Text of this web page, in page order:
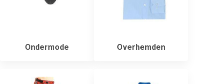
Ondermode Overhemden